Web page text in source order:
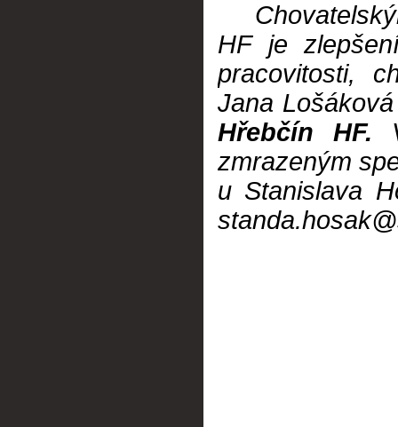
HF je
pracovitosti,
Jana
Hřebčín HF.
zmrazeným
u Stanislava